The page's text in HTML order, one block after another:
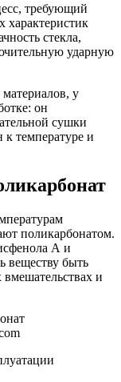
требующий
характеристик
стекла,
ударную
у
он
сушки
к температуре и
поликарбонатом.
А и
веществу быть
и